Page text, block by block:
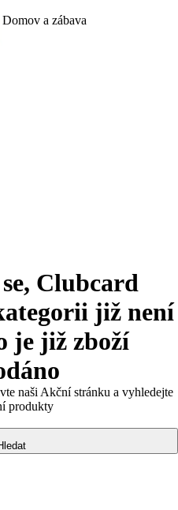
Domov a zábava
Clubcard
již není
je již zboží
naši Akční stránku a vyhledejte
produkty